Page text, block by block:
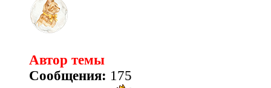
Автор темы
Сообщения: 175